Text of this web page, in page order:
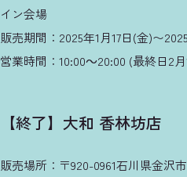
イン会場
販売期間：2025年1月17日(金)〜
営業時間：10:00～20:00 (最終日2
【終了】大和 香林坊店
販売場所：〒920-0961石川県金沢